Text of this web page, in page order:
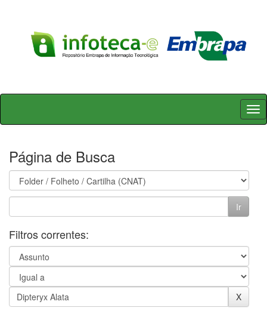
Skip
Página de Busca
Filtros correntes: